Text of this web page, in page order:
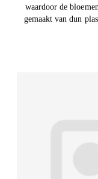
waardoor de
gemaakt van dun